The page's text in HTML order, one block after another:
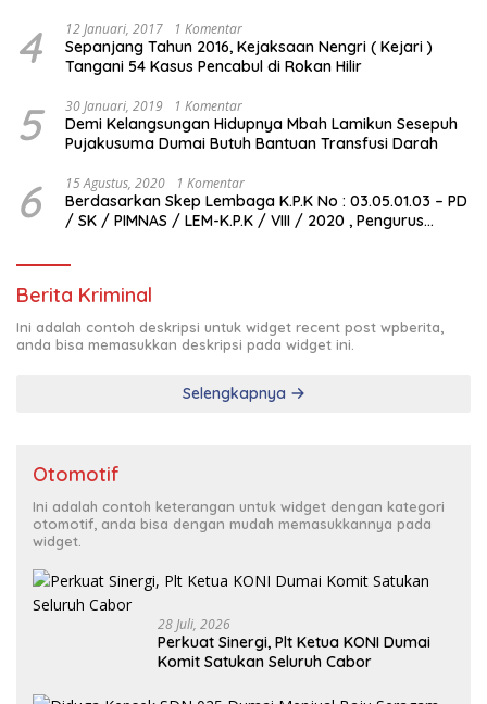
4 12 Januari, 2017 1 Komentar
Sepanjang Tahun 2016, Kejaksaan Nengri ( Kejari )
Tangani 54 Kasus Pencabul di Rokan Hilir
5 30 Januari, 2019 1 Komentar
Demi Kelangsungan Hidupnya Mbah Lamikun Sesepuh
Pujakusuma Dumai Butuh Bantuan Transfusi Darah
6 15 Agustus, 2020 1 Komentar
Berdasarkan Skep Lembaga K.P.K No : 03.05.01.03 – PD
/ SK / PIMNAS / LEM-K.P.K / VIII / 2020 , Pengurus
Berita Kriminal
Ini adalah contoh deskripsi untuk widget recent post wpberita,
anda bisa memasukkan deskripsi pada widget ini.
Selengkapnya
Otomotif
Ini adalah contoh keterangan untuk widget dengan kategori
otomotif, anda bisa dengan mudah memasukkannya pada
widget.
28 Juli, 2026
Perkuat Sinergi, Plt Ketua KONI Dumai
Komit Satukan Seluruh Cabor